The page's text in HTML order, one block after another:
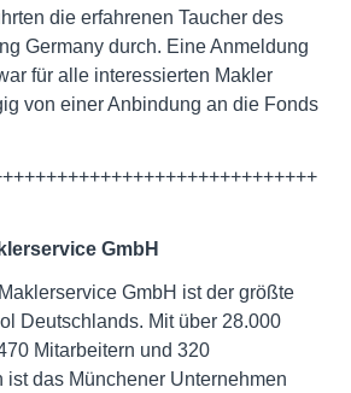
die erfahrenen Taucher des
Germany durch. Eine Anmeldung
für alle interessierten Makler
von einer Anbindung an die Fonds
GmbH
GmbH ist der größte
Deutschlands. Mit über 28.000
Mitarbeitern und 320
ist das Münchener Unternehmen